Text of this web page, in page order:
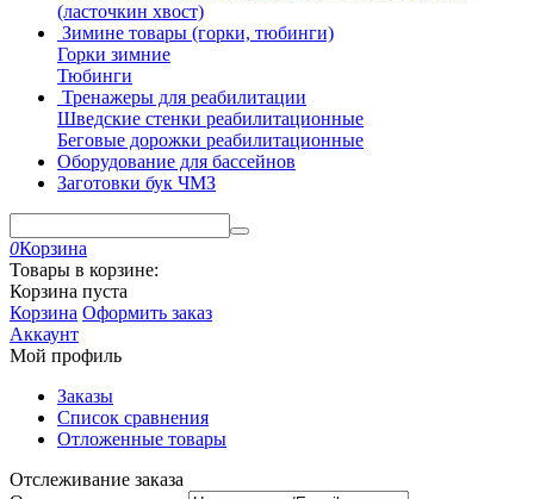
(ласточкин хвост)
Зимине товары (горки, тюбинги)
Горки зимние
Тюбинги
Тренажеры для реабилитации
Шведские стенки реабилитационные
Беговые дорожки реабилитационные
Оборудование для бассейнов
Заготовки бук ЧМЗ
0Корзина
Товары в корзине:
Корзина пуста
Корзина Оформить заказ
Аккаунт
Мой профиль
Заказы
Список сравнения
Отложенные товары
Отслеживание заказа